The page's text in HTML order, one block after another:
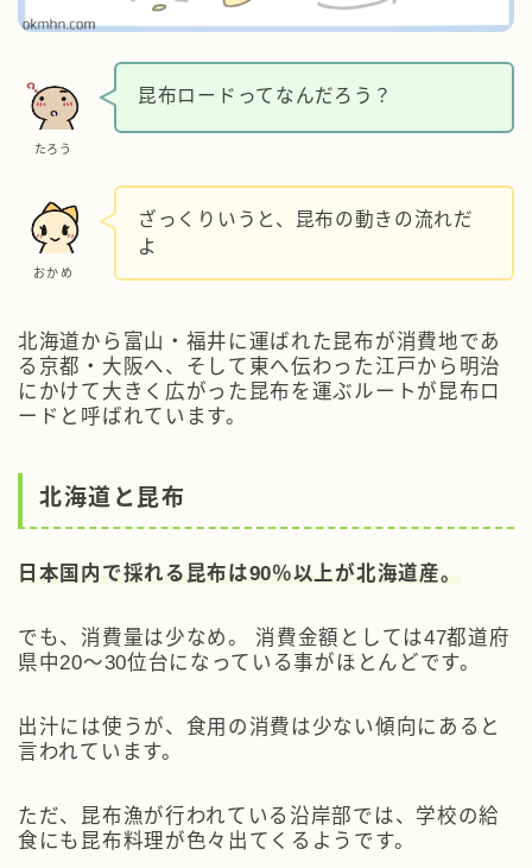
たろう
昆布ロードってなんだろう？
おかめ
ざっくりいうと、昆布の動きの流れだ
よ
北海道から富山・福井に運ばれた昆布が消費地であ
る京都・大阪へ、そして東へ伝わった江戸から明治
にかけて大きく広がった昆布を運ぶルートが昆布ロ
ードと呼ばれています。
北海道と昆布
日本国内で採れる昆布は90％以上が北海道産。
でも、消費量は少なめ。 消費金額としては47都道府
県中20～30位台になっている事がほとんどです。
出汁には使うが、食用の消費は少ない傾向にあると
言われています。
ただ、昆布漁が行われている沿岸部では、学校の給
食にも昆布料理が色々出てくるようです。